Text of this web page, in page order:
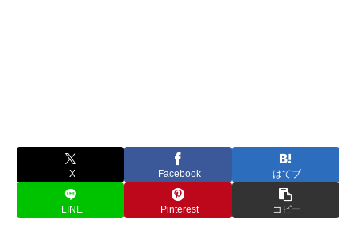
X Facebook はてブ
LINE Pinterest コピー